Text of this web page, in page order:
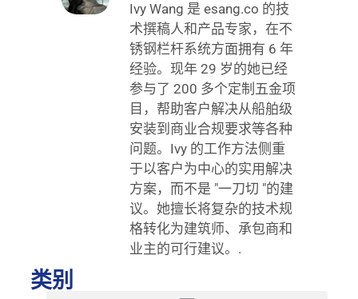
Ivy Wang 是 esang.co 的技
术撰稿人和产品专家，在不
锈钢栏杆系统方面拥有 6 年
经验。现年 29 岁的她已经
参与了 200 多个定制五金项
目，帮助客户解决从船舶级
安装到商业合规要求等各种
问题。Ivy 的工作方法侧重
于以客户为中心的实用解决
方案，而不是 "一刀切 "的建
议。她擅长将复杂的技术规
格转化为建筑师、承包商和
业主的可行建议。.
类别